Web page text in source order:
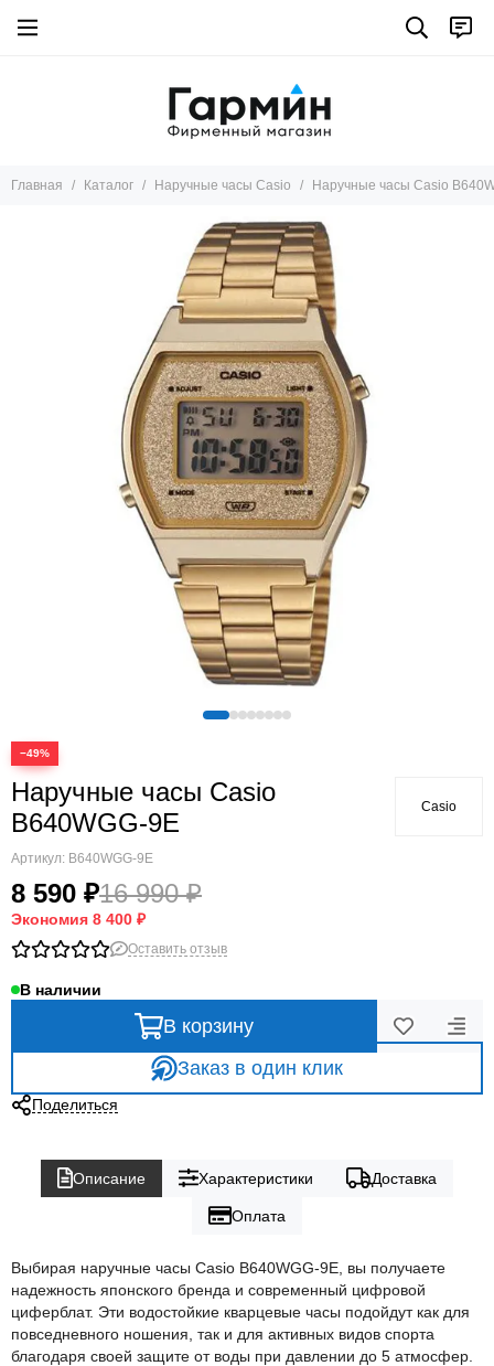
Главная Каталог Наручные часы Casio Наручные часы Casio
−49%
Наручные часы Casio
B640WGG-9E
Артикул: B640WGG-9E
8 590 ₽16 990 ₽
Экономия 8 400 ₽
Casio
Оставить отзыв
В наличии
В корзину
Заказ в один клик
Поделиться
Описание Характеристики Доставка
Оплата
Выбирая наручные часы Casio B640WGG-9E, вы получаете
надежность японского бренда и современный цифровой
циферблат. Эти водостойкие кварцевые часы подойдут как для
повседневного ношения, так и для активных видов спорта
благодаря своей защите от воды при давлении до 5 атмосфер.